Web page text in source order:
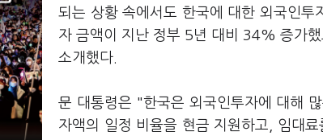
되는 상황 속에서도 한국에 대한 외국인
자 금액이 지난 정부 5년 대비 34% 증가
소개했다.
문 대통령은 "한국은 외국인투자에 대해
자액의 일정 비율을 현금 지원하고, 임대